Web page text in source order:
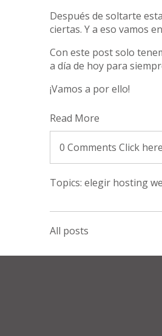
Después de soltarte
ciertas. Y a eso vamos
Con este post solo
a día de hoy para
¡Vamos a por ello!
Read More
0 Comments Click
Topics: elegir hosting
All posts